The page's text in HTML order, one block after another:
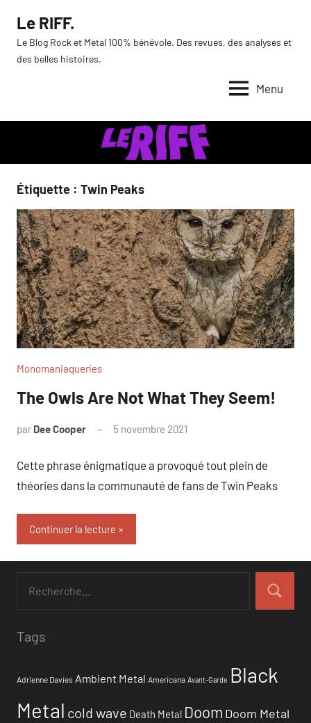
contenu
Le RIFF.
Le Blog Rock et Metal 100% bénévole. Des revues, des analyses et
des belles histoires.
Menu
Étiquette : Twin Peaks
Monomaniaqueries
The Owls Are Not What They Seem!
par Dee Cooper 5 novembre 2021
Cette phrase énigmatique a provoqué tout plein de
théories dans la communauté de fans de Twin Peaks
Continuer la lecture
Tags
Adrienne Davies Ambient Metal Americana Avant-Garde Black
Metal cold wave Death Metal Doom Doom Metal